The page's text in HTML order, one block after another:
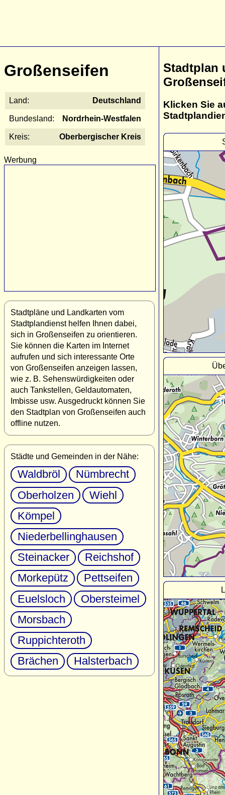
Großenseifen
Land: Deutschland
Bundesland: Nordrhein-Westfalen
Kreis: Oberbergischer Kreis
Werbung
Stadtpläne und Landkarten vom
Stadtplandienst helfen Ihnen dabei,
sich in Großenseifen zu orientieren.
Sie können die Karten im Internet
aufrufen und sich interessante Orte
von Großenseifen anzeigen lassen,
wie z. B. Sehenswürdigkeiten oder
auch Tankstellen, Geldautomaten,
Imbisse usw. Ausgedruckt können Sie
den Stadtplan von Großenseifen auch
offline nutzen.
Städte und Gemeinden in der Nähe:
Waldbröl
Nümbrecht
Oberholzen
Wiehl
Kömpel
Niederbellinghausen
Steinacker
Reichshof
Morkepütz
Pettseifen
Euelsloch
Obersteimel
Morsbach
Ruppichteroth
Brächen
Halsterbach
Stadtplan
Klicken Sie